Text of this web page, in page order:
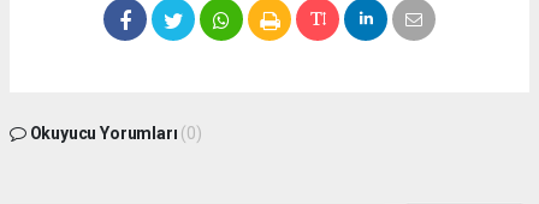
Okuyucu Yorumları (0)